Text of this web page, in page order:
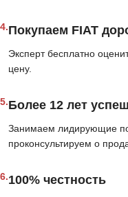
4.Покупаем FIAT
Эксперт бесплатно
цену.
5.Более 12 лет
Занимаем лидирующие
проконсультируем о
6.100% честность